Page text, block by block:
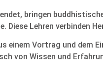
bringen
Diese Lehren verbinden
einem Vortrag und dem
von Wissen und